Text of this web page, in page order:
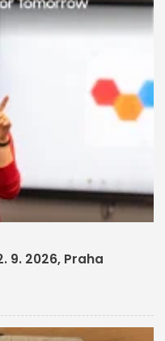
9. 2026, Praha